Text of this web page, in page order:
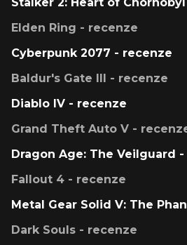
Elden Ring - recenze
Cyberpunk 2077 - recenze
Baldur's Gate III - recenze
Diablo IV - recenze
Grand Theft Auto V -
Dragon Age: The Veilguard
Fallout 4 - recenze
Metal Gear Solid V: The
Dark Souls - recenze